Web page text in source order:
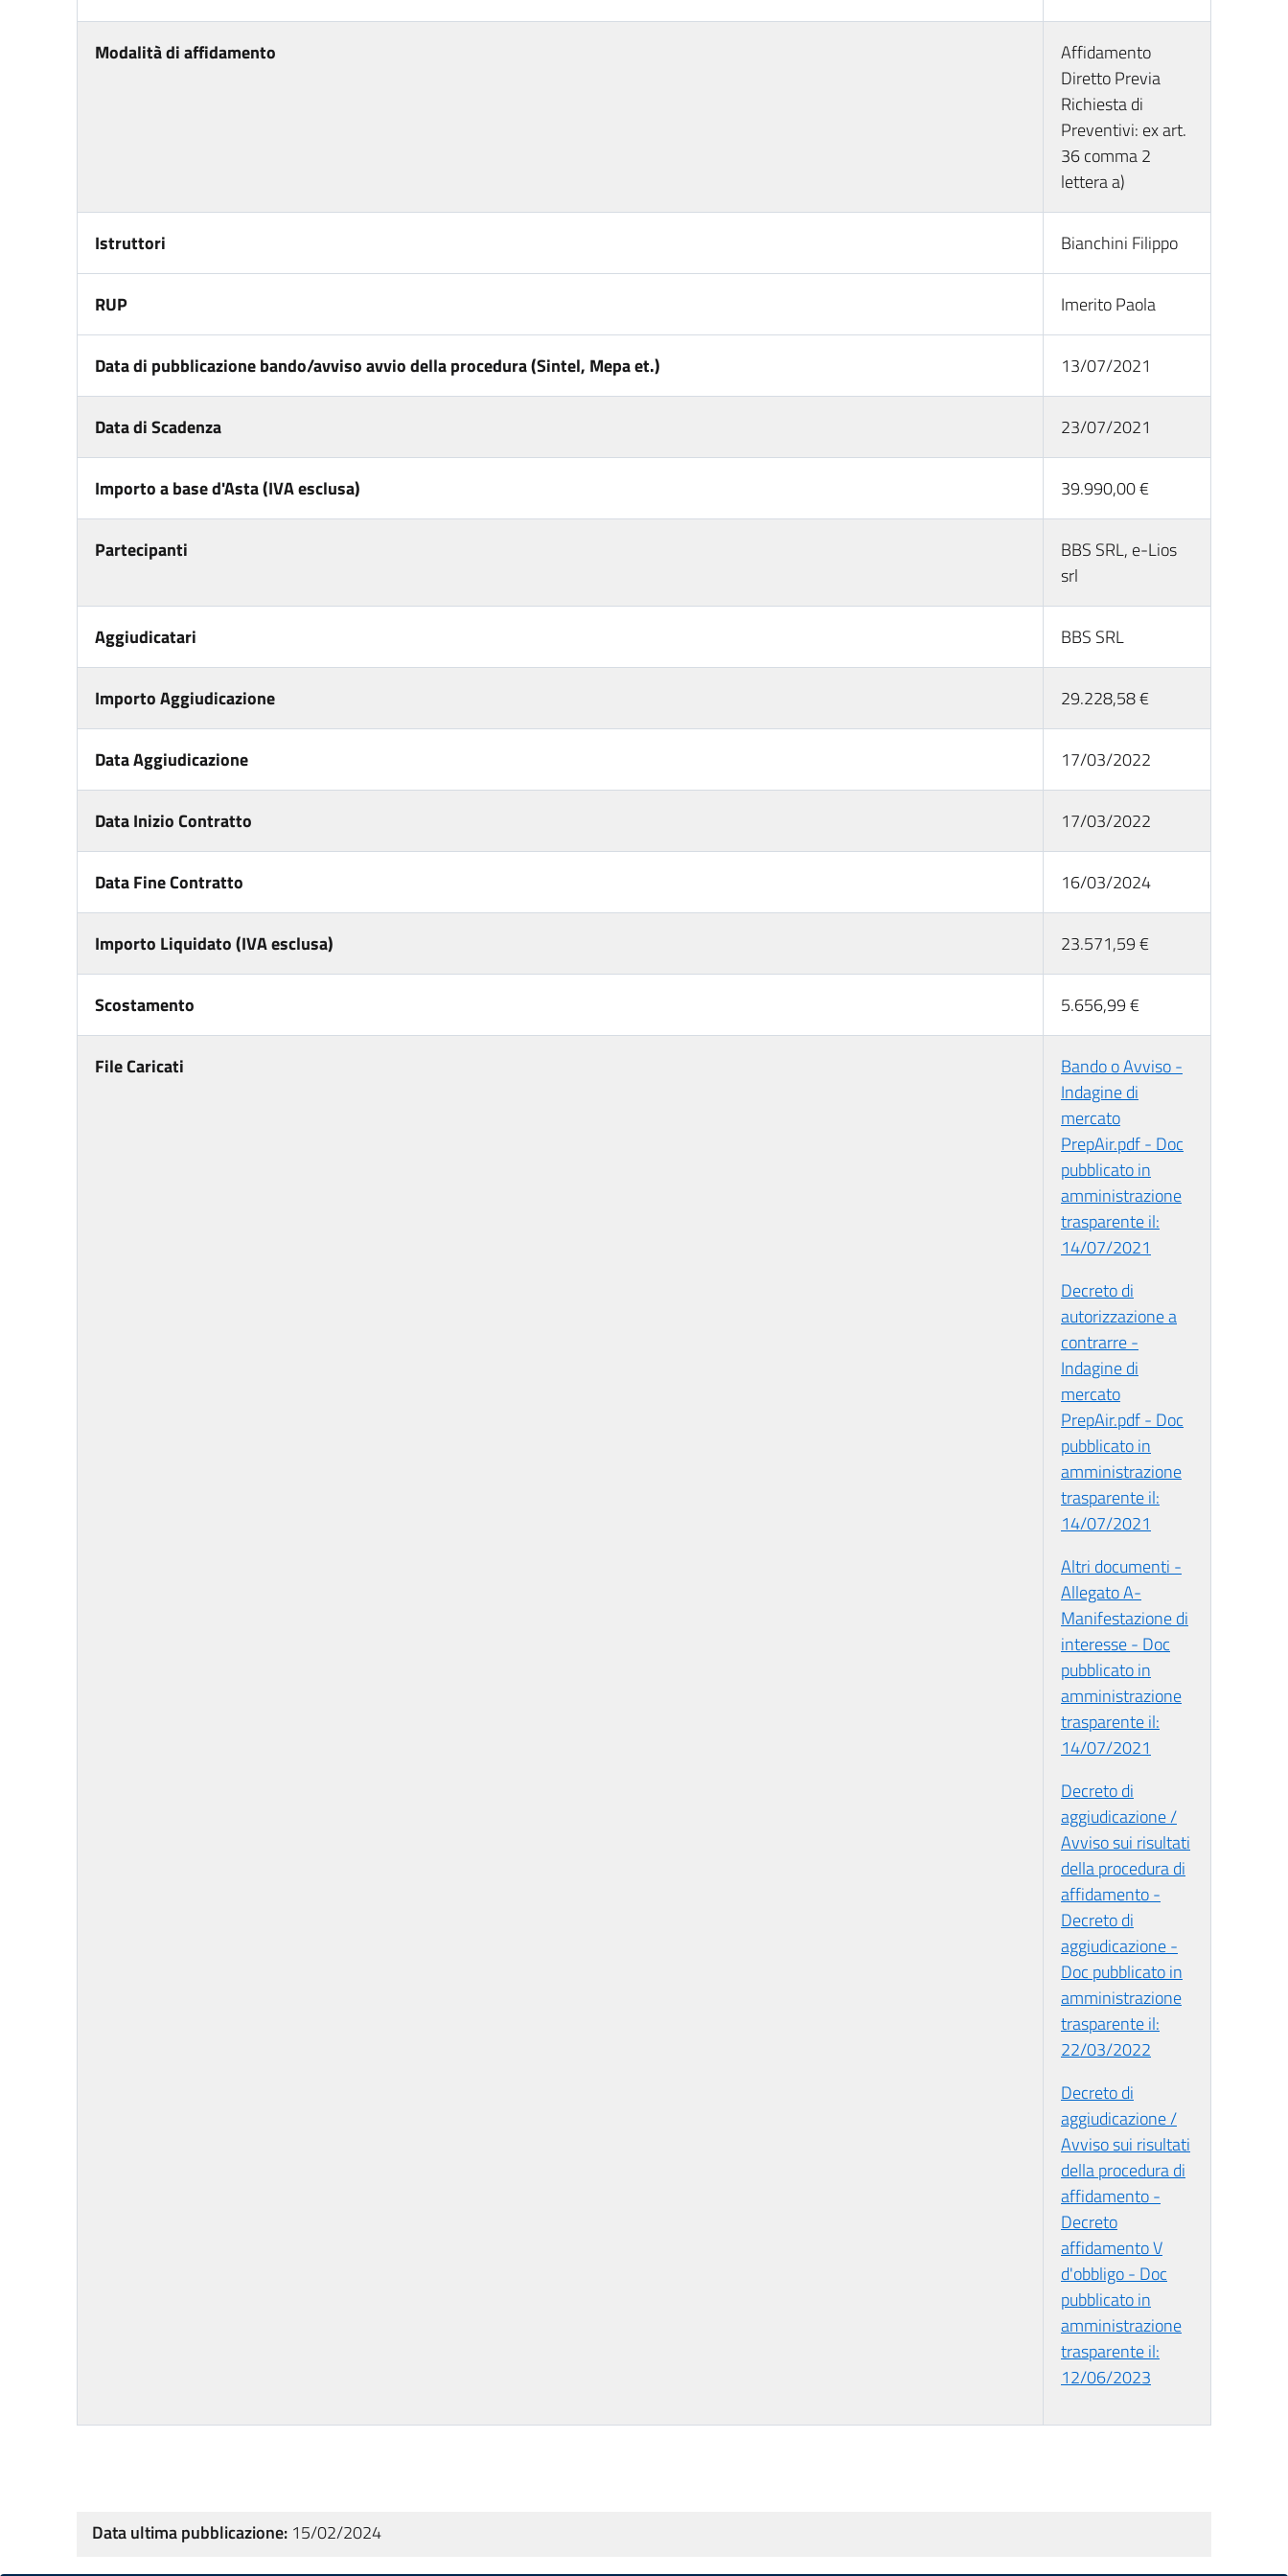
Modalità di affidamento
Affidamento
Diretto Previa
Richiesta di
Preventivi: ex art.
36 comma 2
lettera a)
Istruttori Bianchini Filippo
RUP Imerito Paola
Data di pubblicazione bando/avviso avvio della procedura (Sintel, Mepa et.) 13/07/2021
Data di Scadenza 23/07/2021
Importo a base d'Asta (IVA esclusa) 39.990,00 €
Partecipanti
BBS SRL, e-Lios
srl
Aggiudicatari BBS SRL
Importo Aggiudicazione 29.228,58 €
Data Aggiudicazione 17/03/2022
Data Inizio Contratto 17/03/2022
Data Fine Contratto 16/03/2024
Importo Liquidato (IVA esclusa) 23.571,59 €
Scostamento 5.656,99 €
File Caricati
Bando o Avviso -
Indagine di
mercato
PrepAir.pdf - Doc
pubblicato in
amministrazione
trasparente il:
14/07/2021
Decreto di
autorizzazione a
contrarre -
Indagine di
mercato
PrepAir.pdf - Doc
pubblicato in
amministrazione
trasparente il:
14/07/2021
Altri documenti -
Allegato A-
Manifestazione di
interesse - Doc
pubblicato in
amministrazione
trasparente il:
14/07/2021
Decreto di
aggiudicazione /
Avviso sui risultati
della procedura di
affidamento -
Decreto di
aggiudicazione -
Doc pubblicato in
amministrazione
trasparente il:
22/03/2022
Decreto di
aggiudicazione /
Avviso sui risultati
della procedura di
affidamento -
Decreto
affidamento V
d'obbligo - Doc
pubblicato in
amministrazione
trasparente il:
12/06/2023
Data ultima pubblicazione: 15/02/2024